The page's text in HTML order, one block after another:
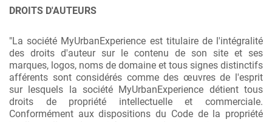
DROITS D'AUTEURS
"La société MyUrbanExperience est titulaire de l'intégralité
des droits d'auteur sur le contenu de son site et ses
marques, logos, noms de domaine et tous signes distinctifs
afférents sont considérés comme des œuvres de l'esprit
sur lesquels la société MyUrbanExperience détient tous
droits de propriété intellectuelle et commerciale.
Conformément aux dispositions du Code de la propriété